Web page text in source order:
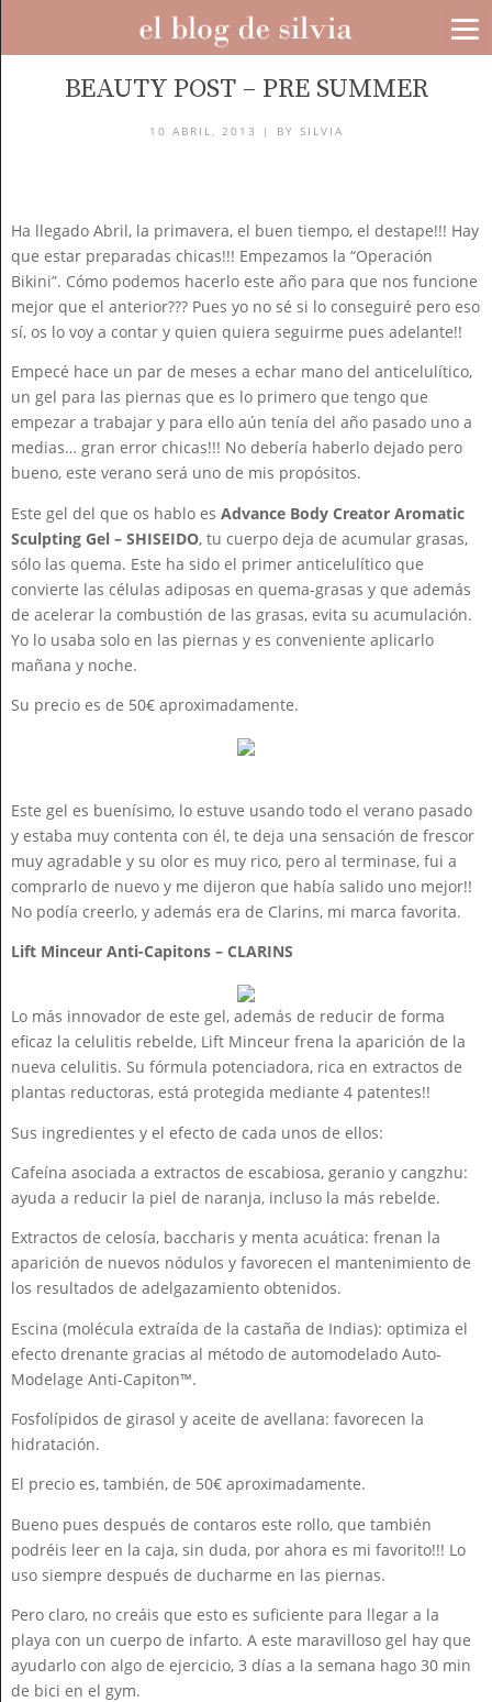
BLOG
BEAUTY POST – PRE SUMMER
10 ABRIL, 2013 | BY SILVIA
Ha llegado Abril, la primavera, el buen tiempo, el destape!!! Hay
que estar preparadas chicas!!! Empezamos la “Operación
Bikini”. Cómo podemos hacerlo este año para que nos funcione
mejor que el anterior??? Pues yo no sé si lo conseguiré pero eso
sí, os lo voy a contar y quien quiera seguirme pues adelante!!
Empecé hace un par de meses a echar mano del anticelulítico,
un gel para las piernas que es lo primero que tengo que
empezar a trabajar y para ello aún tenía del año pasado uno a
medias… gran error chicas!!! No debería haberlo dejado pero
bueno, este verano será uno de mis propósitos.
Este gel del que os hablo es Advance Body Creator Aromatic
Sculpting Gel – SHISEIDO, tu cuerpo deja de acumular grasas,
sólo las quema. Este ha sido el primer anticelulítico que
convierte las células adiposas en quema-grasas y que además
de acelerar la combustión de las grasas, evita su acumulación.
Yo lo usaba solo en las piernas y es conveniente aplicarlo
mañana y noche.
Su precio es de 50€ aproximadamente.
Este gel es buenísimo, lo estuve usando todo el verano pasado
y estaba muy contenta con él, te deja una sensación de frescor
muy agradable y su olor es muy rico, pero al terminase, fui a
comprarlo de nuevo y me dijeron que había salido uno mejor!!
No podía creerlo, y además era de Clarins, mi marca favorita.
Lift Minceur Anti-Capitons – CLARINS
Lo más innovador de este gel, además de reducir de forma
eficaz la celulitis rebelde, Lift Minceur frena la aparición de la
nueva celulitis. Su fórmula potenciadora, rica en extractos de
plantas reductoras, está protegida mediante 4 patentes!!
Sus ingredientes y el efecto de cada unos de ellos:
Cafeína asociada a extractos de escabiosa, geranio y cangzhu:
ayuda a reducir la piel de naranja, incluso la más rebelde.
Extractos de celosía, baccharis y menta acuática: frenan la
aparición de nuevos nódulos y favorecen el mantenimiento de
los resultados de adelgazamiento obtenidos.
Escina (molécula extraída de la castaña de Indias): optimiza el
efecto drenante gracias al método de automodelado Auto-
Modelage Anti-Capiton™.
Fosfolípidos de girasol y aceite de avellana: favorecen la
hidratación.
El precio es, también, de 50€ aproximadamente.
Bueno pues después de contaros este rollo, que también
podréis leer en la caja, sin duda, por ahora es mi favorito!!! Lo
uso siempre después de ducharme en las piernas.
Pero claro, no creáis que esto es suficiente para llegar a la
playa con un cuerpo de infarto. A este maravilloso gel hay que
ayudarlo con algo de ejercicio, 3 días a la semana hago 30 min
de bici en el gym.